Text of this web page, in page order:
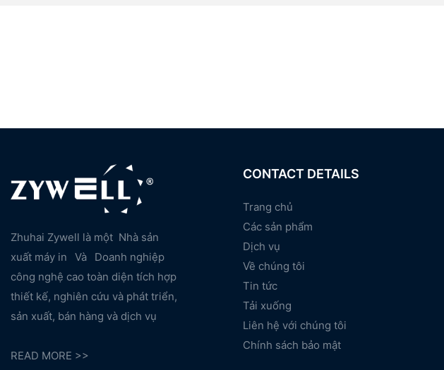
Zhuhai Zywell là một Nhà sản
xuất máy in
Và
Doanh nghiệp
công nghệ cao toàn diện tích hợp
thiết kế, nghiên cứu và phát triển,
sản xuất, bán hàng và dịch vụ
READ MORE >>
CONTACT DETAILS
Trang chủ
Các sản phẩm
Dịch vụ
Về chúng tôi
Tin tức
Tải xuống
Liên hệ với chúng tôi
Chính sách bảo mật